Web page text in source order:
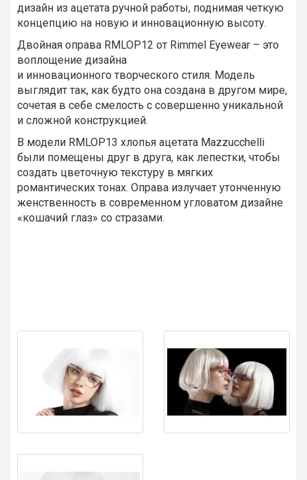
дизайн из ацетата ручной работы, поднимая четкую
концепцию на новую и инновационную высоту.
Двойная оправа RMLOP12 от Rimmel Eyewear – это
воплощение дизайна
и инновационного творческого стиля. Модель
выглядит так, как будто она создана в другом мире,
сочетая в себе смелость с совершенно уникальной
и сложной конструкцией.
В модели RMLOP13 хлопья ацетата Mazzucchelli
были помещены друг в друга, как лепестки, чтобы
создать цветочную текстуру в мягких
романтических тонах. Оправа излучает утонченную
женственность в современном угловатом дизайне
«кошачий глаз» со стразами.